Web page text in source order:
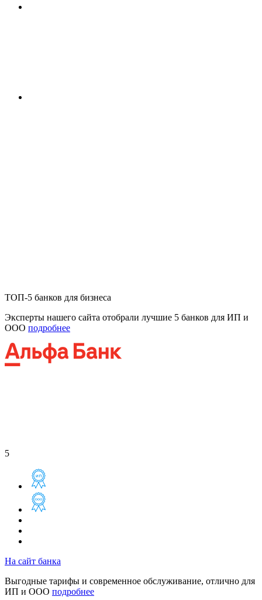
ТОП-5 банков для бизнеса
Эксперты нашего сайта отобрали лучшие 5 банков для ИП и
ООО подробнее
5
На сайт банка
Выгодные тарифы и современное обслуживание, отлично для
ИП и ООО подробнее